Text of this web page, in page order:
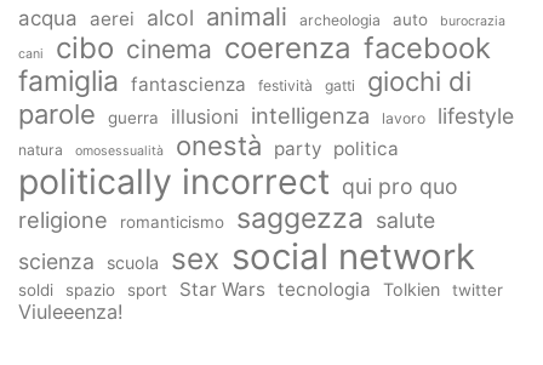
acqua aerei alcol animali archeologia auto burocrazia
cani cibo cinema coerenza facebook
famiglia fantascienza festività gatti
giochi di
parole
guerra illusioni intelligenza lavoro lifestyle
natura omosessualità onestà party politica
politically incorrect qui pro quo
religione romanticismo saggezza salute
scienza
scuola sex social network
soldi spazio sport Star Wars tecnologia Tolkien twitter
Viuleeenza!